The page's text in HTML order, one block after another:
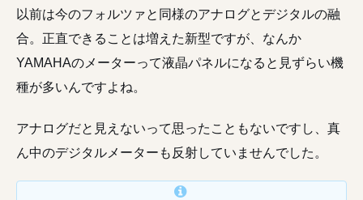
以前は今のフォルツァと同様のアナログとデジタルの融
合。正直できることは増えた新型ですが、なんか
YAMAHAのメーターって液晶パネルになると見ずらい機
種が多いんですよね。
アナログだと見えないって思ったこともないですし、真
ん中のデジタルメーターも反射していませんでした。